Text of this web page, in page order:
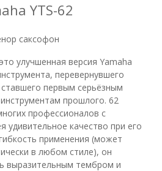
YTS-62
саксофон
улучшенная версия Yamaha
перевернувшего
первым серьёзным
прошлого. 62
профессионалов с
качество при его
применения (может
в любом стиле), он
выразительным тембром и